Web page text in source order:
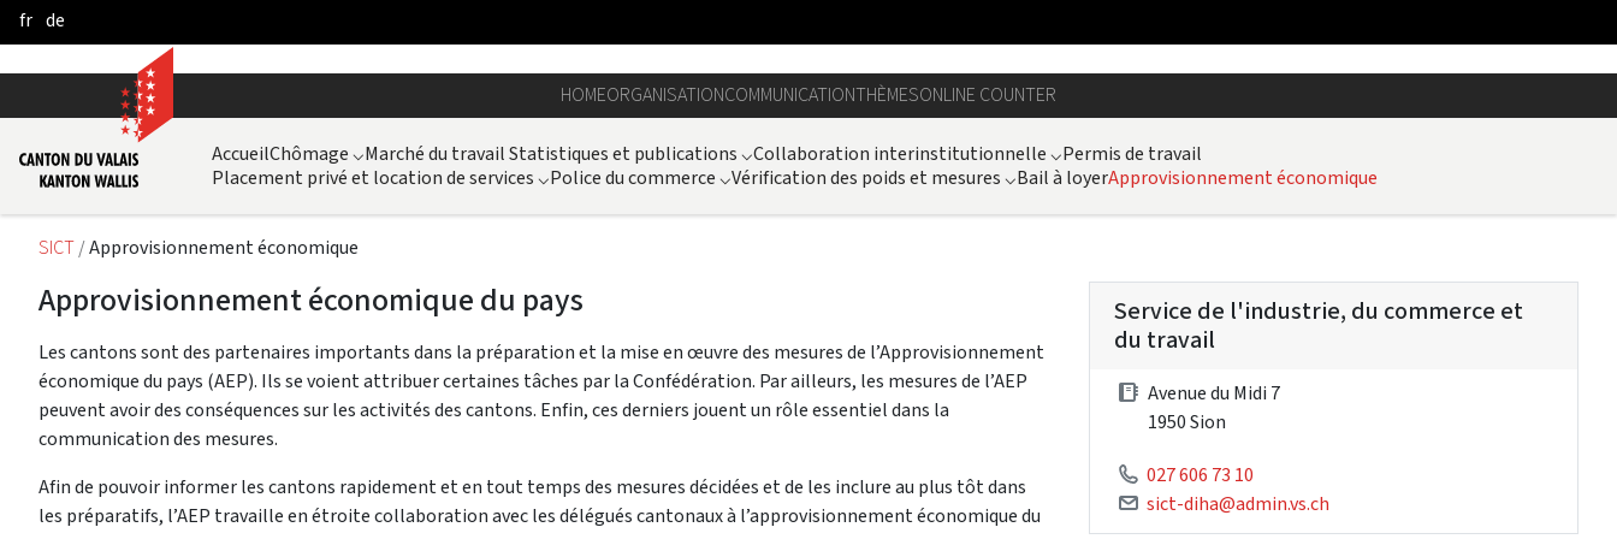
Skip to Main Content
fr de
HOMEORGANISATIONCOMMUNICATIONTHÈMESONLINE COUNTER
AccueilChômage ⌵Marché du travail Statistiques et publications ⌵Collaboration interinstitutionnelle ⌵Permis de travail
Placement privé et location de services ⌵Police du commerce ⌵Vérification des poids et mesures ⌵Bail à loyerApprovisionnement économique
SICT Approvisionnement économique
Approvisionnement économique du pays
Les cantons sont des partenaires importants dans la préparation et la mise en œuvre des mesures de l’Approvisionnement
économique du pays (AEP). Ils se voient attribuer certaines tâches par la Confédération. Par ailleurs, les mesures de l’AEP
peuvent avoir des conséquences sur les activités des cantons. Enfin, ces derniers jouent un rôle essentiel dans la
communication des mesures.
Afin de pouvoir informer les cantons rapidement et en tout temps des mesures décidées et de les inclure au plus tôt dans
les préparatifs, l’AEP travaille en étroite collaboration avec les délégués cantonaux à l’approvisionnement économique du
Service de l'industrie, du commerce et
du travail
Avenue du Midi 7
1950 Sion
027 606 73 10
sict-diha@admin.vs.ch